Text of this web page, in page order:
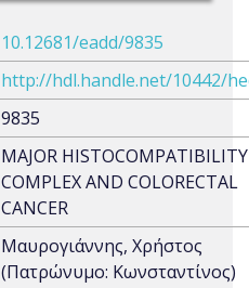
10.12681/eadd/9835
http://hdl.handle.net/10442/
9835
MAJOR HISTOCOMPATIBILITY
COMPLEX AND COLORECTAL
CANCER
Μαυρογιάννης, Χρήστος
(Πατρώνυμο: Κωνσταντίνος)